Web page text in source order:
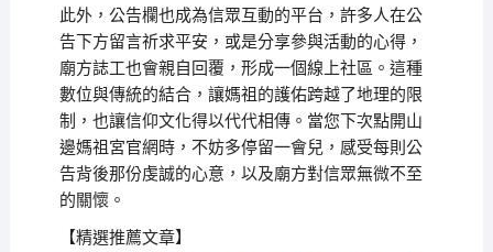
此外，公告欄也成為信眾互動的平台，許多人在公
告下方留言祈求平安，或是分享參與活動的心得，
廟方誌工也會親自回覆，形成一個線上社區。這種
數位與傳統的結合，讓媽祖的護佑跨越了地理的限
制，也讓信仰文化得以代代相傳。當您下次點開山
邊媽祖宮官網時，不妨多停留一會兒，感受每則公
告背後那份虔誠的心意，以及廟方對信眾無微不至
的關懷。
【精選推薦文章】